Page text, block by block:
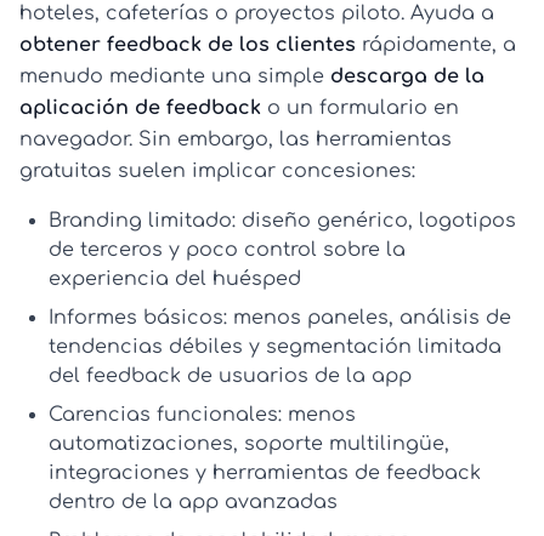
hoteles, cafeterías o proyectos piloto. Ayuda a
obtener feedback de los clientes rápidamente, a
menudo mediante una simple descarga de la
aplicación de feedback o un formulario en
navegador. Sin embargo, las herramientas
gratuitas suelen implicar concesiones:
Branding limitado: diseño genérico, logotipos
de terceros y poco control sobre la
experiencia del huésped
Informes básicos: menos paneles, análisis de
tendencias débiles y segmentación limitada
del feedback de usuarios de la app
Carencias funcionales: menos
automatizaciones, soporte multilingüe,
integraciones y herramientas de feedback
dentro de la app avanzadas